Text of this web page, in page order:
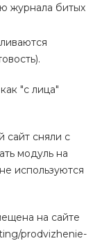
журнала битых
"с лица"
сайт сняли с
модуль на
используются
на сайте
prodvizhenie-